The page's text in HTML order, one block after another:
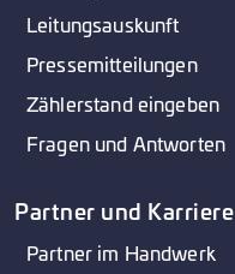
Leitungsauskunft
Pressemitteilungen
Zählerstand eingeben
Fragen und Antworten
Partner und Karriere
Partner im Handwerk